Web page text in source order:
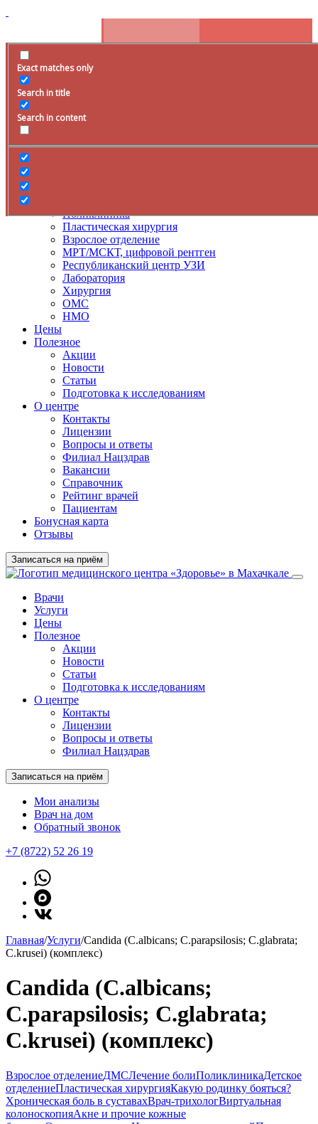
Exact matches only
Search in title
Search in content
Расписание
+79285399105 Время работы
Поликлиника
Пластическая хирургия
Взрослое отделение
МРТ/МСКТ, цифровой рентген
Республиканский центр УЗИ
Лаборатория
Хирургия
ОМС
НМО
Цены
Полезное
Акции
Новости
Статьи
Подготовка к исследованиям
О центре
Контакты
Лицензии
Вопросы и ответы
Филиал Нацздрав
Вакансии
Справочник
Рейтинг врачей
Пациентам
Бонусная карта
Отзывы
Записаться на приём
Врачи
Услуги
Цены
Полезное
Акции
Новости
Статьи
Подготовка к исследованиям
О центре
Контакты
Лицензии
Вопросы и ответы
Филиал Нацздрав
Записаться на приём
Мои анализы
Врач на дом
Обратный звонок
+7 (8722) 52 26 19
Главная/Услуги/Candida (C.albicans; C.parapsilosis; C.glabrata;
C.krusei) (комплекс)
Candida (C.albicans;
C.parapsilosis; C.glabrata;
C.krusei) (комплекс)
Взрослое отделениеДМСЛечение болиПоликлиникаДетское
отделениеПластическая хирургияКакую родинку бояться?
Хроническая боль в суставахВрач-трихологВиртуальная
колоноскопияАкне и прочие кожные